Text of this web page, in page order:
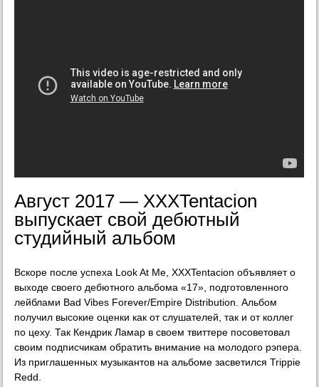
Август 2017 — XXXTentacion
выпускает свой дебютный
студийный альбом
Вскоре после успеха Look At Me, XXXTentacion объявляет о
выходе своего дебютного альбома «17», подготовленного
лейблами Bad Vibes Forever/Empire Distribution. Альбом
получил высокие оценки как от слушателей, так и от коллег
по цеху. Так Кендрик Ламар в своем твиттере посоветовал
своим подписчикам обратить внимание на молодого рэпера.
Из приглашенных музыкантов на альбоме засветился Trippie
Redd.